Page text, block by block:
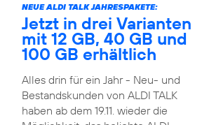
NEUE ALDI TALK JAHRESPAKETE:
Jetzt in drei Varianten
mit 12 GB, 40 GB und
100 GB erhältlich
Alles drin für ein Jahr - Neu- und
Bestandskunden von ALDI TALK
haben ab dem 19.11. wieder die